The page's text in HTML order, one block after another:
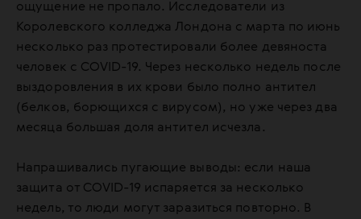
ощущение не пропало. Исследователи из
Королевского колледжа Лондона с марта по июнь
несколько раз протестировали более девяноста
человек с COVID-19. Через несколько недель после
выздоровления в их крови было полно антител
(белков, борющихся с вирусом), но уже через два
месяца большая доля антител исчезла.
Напрашивались пугающие выводы: если наша
защита от COVID-19 испаряется за несколько
недель, то люди могут заразиться повторно. В